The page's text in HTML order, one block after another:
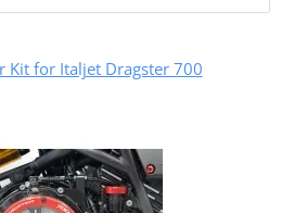
Kit for Italjet Dragster 700